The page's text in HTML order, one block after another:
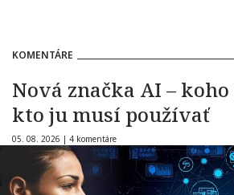
KOMENTÁRE
Nová značka AI –
kto ju musí používať
05. 08. 2026 | 4 komentáre